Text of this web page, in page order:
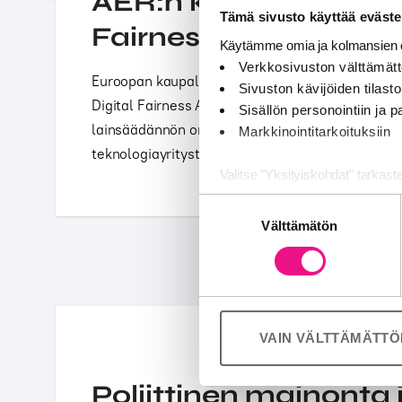
Tämä sivusto käyttää
Käytämme omia ja
Verkkosivuston
Sivuston kävijöiden
Sisällön personointiin ja
Markkinointitarkoituksiin
Valitse "Yksityiskohdat"
Jaamme sosiaalisen median,
palvelujaan (esim. Google).
Välttämätön
VAIN
Fairness Act -
Euroopan kaupallisten radioiden liitto (AER) on
Digital Fairness Act -asetukseen. Liiton mukaan
lainsäädännön on turvattava reilu kilpailu ja
teknologiayritysten hallitsemassa digitaalisessa
Poliittinen mainonta